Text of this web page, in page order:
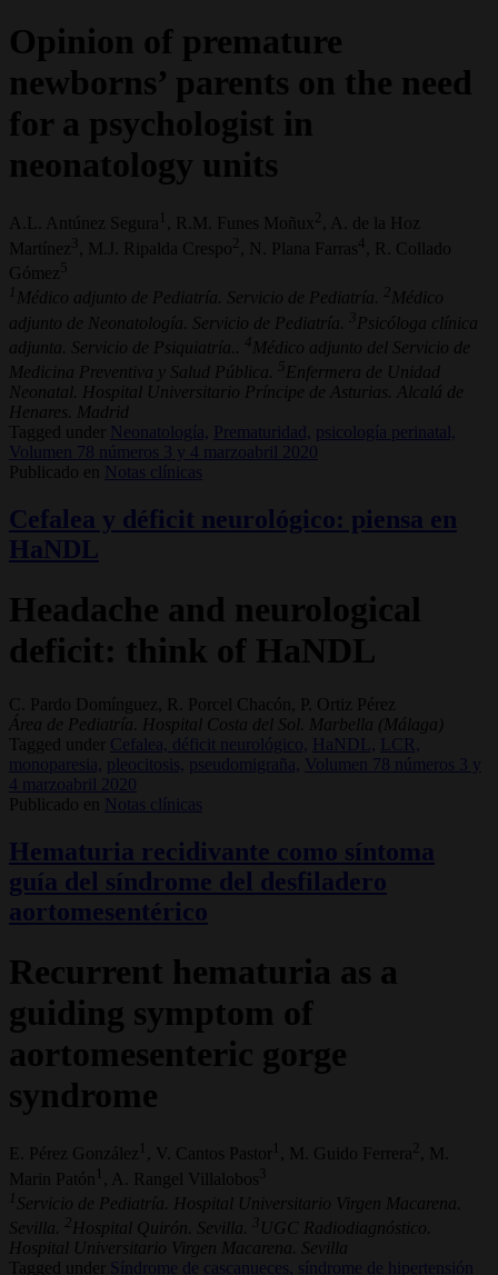
Opinion of premature
newborns’ parents on the need
for a psychologist in
neonatology units
A.L. Antúnez Segura 1 , R.M. Funes Moñux2 , A. de la Hoz
Martínez 3 , M.J. Ripalda Crespo , N. Plana Farras4
, R. Collado
Gómez5
1 Médico adjunto de Pediatría. Servicio de Pediatría. 2 Médico
adjunto de Neonatología. Servicio de Pediatría.
3 Psicóloga clínica
adjunta. Servicio de Psiquiatría..
4 Médico adjunto del Servicio de
Medicina Preventiva y Salud Pública. 5 Enfermera de Unidad
Neonatal. Hospital Universitario Príncipe de Asturias. Alcalá de
Henares. Madrid
Tagged under
Neonatología, Prematuridad, psicología perinatal,
Volumen 78 números 3 y 4 marzoabril 2020
Publicado en
Notas clínicas
Cefalea y déficit neurológico: piensa en
HaNDL
Headache and neurological
deficit: think of HaNDL
C. Pardo Domínguez, R. Porcel Chacón, P. Ortiz Pérez
Área de Pediatría. Hospital Costa del Sol. Marbella (Málaga)
Tagged under
Cefalea, déficit neurológico, HaNDL,
LCR,
monoparesia, pleocitosis, pseudomigraña,
Volumen 78 números 3 y
4 marzoabril 2020
Publicado en
Notas clínicas
Hematuria recidivante como síntoma
guía del síndrome del desfiladero
aortomesentérico
Recurrent hematuria as a
guiding symptom of
aortomesenteric gorge
syndrome
E. Pérez González 1 , V. Cantos Pastor 1 , M. Guido Ferrera
, M.
Marin Patón
1 , A. Rangel Villalobos 3
1 Servicio de Pediatría. Hospital Universitario Virgen Macarena.
Sevilla.
2 Hospital Quirón. Sevilla. 3 UGC Radiodiagnóstico.
Hospital Universitario Virgen Macarena. Sevilla
Tagged under
Síndrome de cascanueces, síndrome de hipertensión